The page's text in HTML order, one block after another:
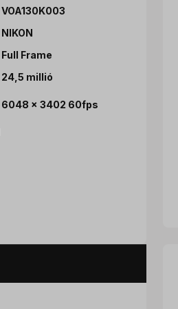
VOA130K003
NIKON
Full Frame
24,5 millió
6048 x 3402 60fps